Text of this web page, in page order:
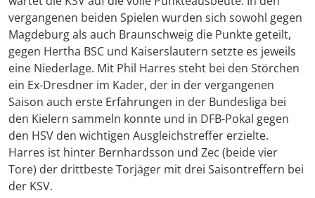
vergangenen beiden Spielen wurden sich sowohl gegen
Magdeburg als auch Braunschweig die Punkte geteilt,
gegen Hertha BSC und Kaiserslautern setzte es jeweils
eine Niederlage. Mit Phil Harres steht bei den Störchen
ein Ex-Dresdner im Kader, der in der vergangenen
Saison auch erste Erfahrungen in der Bundesliga bei
den Kielern sammeln konnte und in DFB-Pokal gegen
den HSV den wichtigen Ausgleichstreffer erzielte.
Harres ist hinter Bernhardsson und Zec (beide vier
Tore) der drittbeste Torjäger mit drei Saisontreffern bei
der KSV.